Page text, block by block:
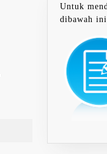
Untuk
dibawah